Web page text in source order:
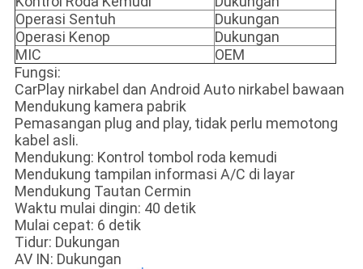
Operasi Sentuh
Dukungan
Operasi Kenop
Dukungan
MIC
OEM
Fungsi:
CarPlay nirkabel dan Android Auto nirkabel bawaan
Mendukung kamera pabrik
Pemasangan plug and play, tidak perlu memotong
kabel asli.
Mendukung: Kontrol tombol roda kemudi
Mendukung tampilan informasi A/C di layar
Mendukung Tautan Cermin
Waktu mulai dingin: 40 detik
Mulai cepat: 6 detik
Tidur: Dukungan
AV IN: Dukungan